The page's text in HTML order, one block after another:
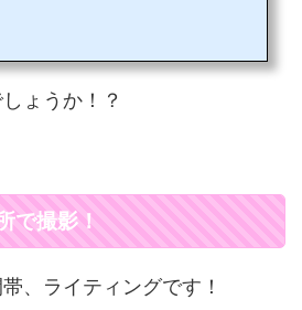
ょうか！？
で撮影！
、ライティングです！